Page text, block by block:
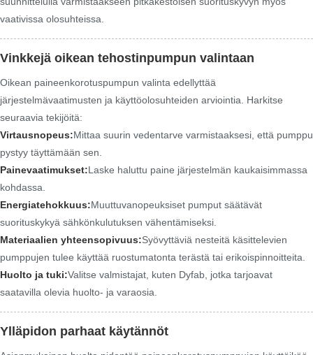
vaativissa olosuhteissa.
Vinkkejä oikean tehostinpumpun valintaan
Oikean paineenkorotuspumpun valinta edellyttää
järjestelmävaatimusten ja käyttöolosuhteiden arviointia. Harkitse
seuraavia tekijöitä:
Virtausnopeus:Mittaa suurin vedentarve varmistaaksesi, että pumppu
pystyy täyttämään sen.
Painevaatimukset:Laske haluttu paine järjestelmän kaukaisimmassa
kohdassa.
Energiatehokkuus:Muuttuvanopeuksiset pumput säätävät
suorituskykyä sähkönkulutuksen vähentämiseksi.
Materiaalien yhteensopivuus:Syövyttäviä nesteitä käsittelevien
pumppujen tulee käyttää ruostumatonta terästä tai erikoispinnoitteita.
Huolto ja tuki:Valitse valmistajat, kuten Dyfab, jotka tarjoavat
saatavilla olevia huolto- ja varaosia.
Ylläpidon parhaat käytännöt